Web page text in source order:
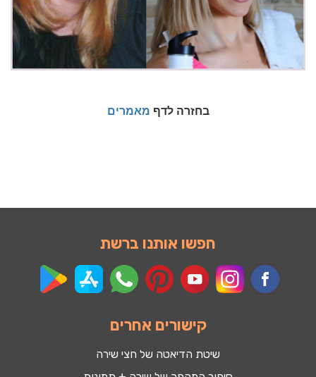
בחזרה לדף מאמרים
חפשו אותנו ברשת
קישורים אחרים
שיטת הדיאטה של חצי שירה